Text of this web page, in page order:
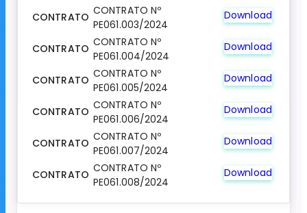
CONTRATO CONTRATO Nº
PE061.003/2024
Download
CONTRATO CONTRATO Nº
PE061.004/2024
Download
CONTRATO CONTRATO Nº
PE061.005/2024
Download
CONTRATO CONTRATO Nº
PE061.006/2024
Download
CONTRATO CONTRATO Nº
PE061.007/2024
Download
CONTRATO CONTRATO Nº
PE061.008/2024
Download